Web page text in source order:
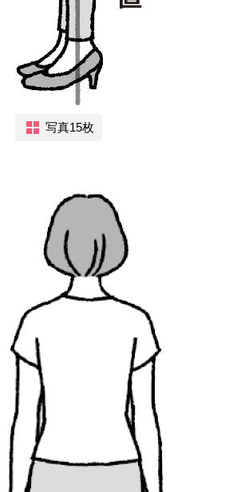
写真15枚